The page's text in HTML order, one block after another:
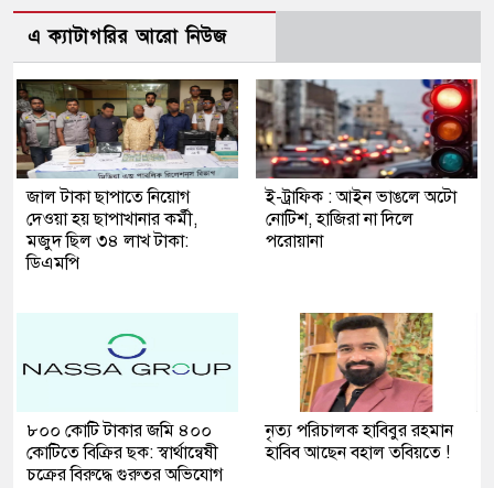
এ ক্যাটাগরির আরো নিউজ
জাল টাকা ছাপাতে নিয়োগ
দেওয়া হয় ছাপাখানার কর্মী,
মজুদ ছিল ৩৪ লাখ টাকা:
ডিএমপি
ই-ট্রাফিক : আইন ভাঙলে অটো
নোটিশ, হাজিরা না দিলে
পরোয়ানা
৮০০ কোটি টাকার জমি ৪০০
কোটিতে বিক্রির ছক: স্বার্থান্বেষী
চক্রের বিরুদ্ধে গুরুতর অভিযোগ
নৃত্য পরিচালক হাবিবুর রহমান
হাবিব আছেন বহাল তবিয়তে !